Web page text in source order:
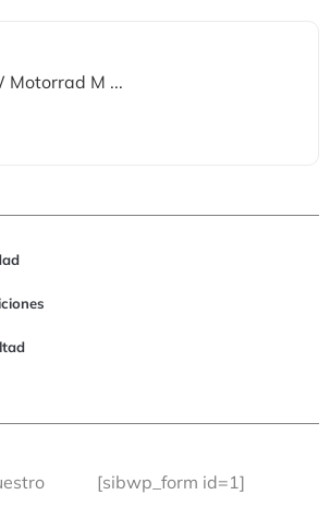
Motorrad M ...
[sibwp_form id=1]